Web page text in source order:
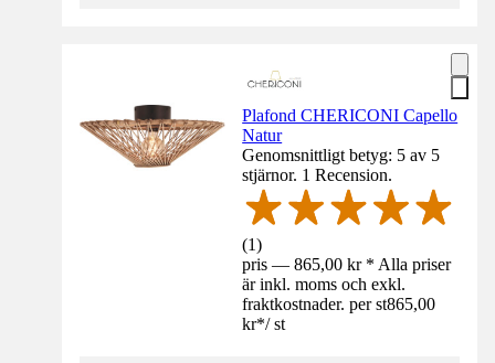
Plafond CHERICONI Capello
Natur
Genomsnittligt betyg: 5 av 5
stjärnor. 1 Recension.
(1)
pris — 865,00 kr * Alla priser
är inkl. moms och exkl.
fraktkostnader. per st865,00
kr*/ st